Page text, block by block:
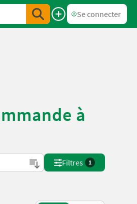
Se connecter
à
Filtres 1